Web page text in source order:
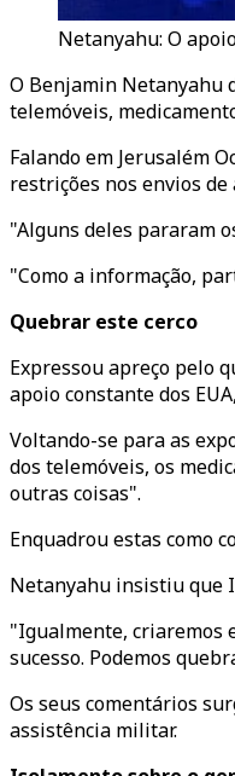
Netanyahu: O
O Benjamin Netanyahu
telemóveis,
Falando em Jerusalém
restrições nos envios de
"Alguns deles pararam
"Como a informação,
Quebrar este cerco
Expressou apreço pelo
apoio constante dos
Voltando-se para as
dos telemóveis, os
outras coisas".
Enquadrou estas como
Netanyahu insistiu que
"Igualmente, criaremos
sucesso. Podemos
Os seus comentários
assistência militar.